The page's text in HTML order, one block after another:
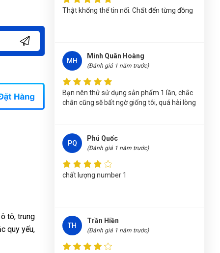
tô, trung
quy yếu,
Nguyễn Thanh(Tỉnh Quảng Bình) đã mua sản
Nhật Vy (Tỉnh Bình Dương) đã mua sản phẩm
MÁY SẠC ÁC QUY VÀ KHỞI ĐỘNG NHANH
F5000A
Trần Lê Quỳnh Như(Tỉnh Thái Bình) đã mua
sản phẩmMÁY SẠC ÁC QUY VÀ KHỞI ĐỘNG
Nguyễn Thị Vân Anh
mua sản phẩm MÁY SẠC ÁC QUY VÀ KHỞI
Phạm Ngọc Vinh(Thành phố Hồ Chí Minh)
Lê Thị Như Hảo(Tỉnh Phú Thọ)
phẩm MÁY SẠC ÁC QUY VÀ KHỞI ĐỘNG
Thật khổng thể tin nổi. Chất đến từng đồng
MH
Minh Quân Hoàng
(Đánh giá 1 năm trước)
Bạn nên thử sử dụng sản phẩm 1 lần, chắc
chắn cũng sẽ bất ngờ giống tôi, quá hài lòng
PQ
Phú Quốc
(Đánh giá 1 năm trước)
chất lượng number 1
TH
Trần Hiền
(Đánh giá 1 năm trước)